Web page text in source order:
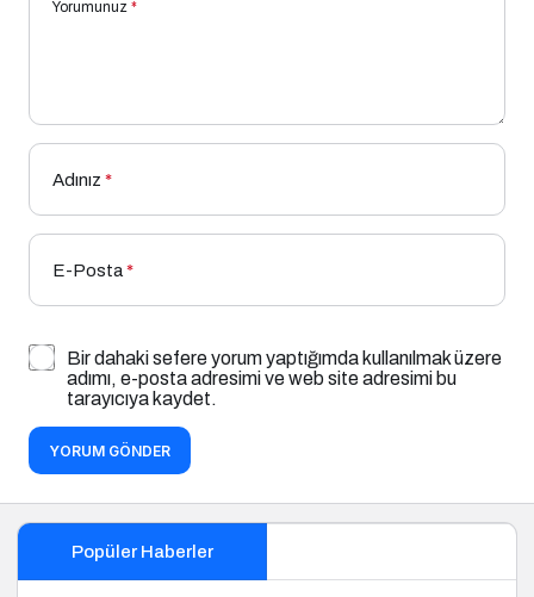
Yorumunuz *
Adınız *
E-Posta*
Bir dahaki sefere yorum yaptığımda kullanılmak üzere
adımı, e-posta adresimi ve web site adresimi bu
tarayıcıya kaydet.
YORUM GÖNDER
Popüler Haberler